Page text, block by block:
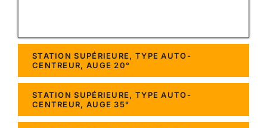
STATION SUPÉRIEURE, TYPE AUTO-
CENTREUR, AUGE 20°
STATION SUPÉRIEURE, TYPE AUTO-
CENTREUR, AUGE 35°